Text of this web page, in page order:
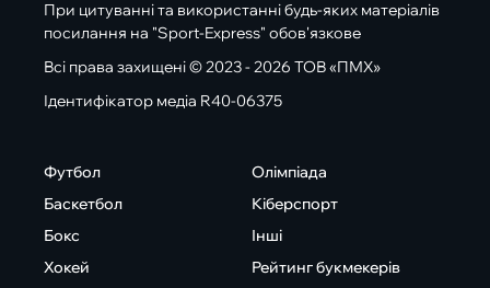
При цитуванні та використанні будь-яких матеріалів
посилання на "Sport-Express" обов'язкове
Всі права захищені © 2023 - 2026 ТОВ «ПМХ»
Ідентифікатор медіа R40-06375
Футбол
Баскетбол
Бокс
Хокей
Олімпіада
Кіберспорт
Інші
Рейтинг букмекерів